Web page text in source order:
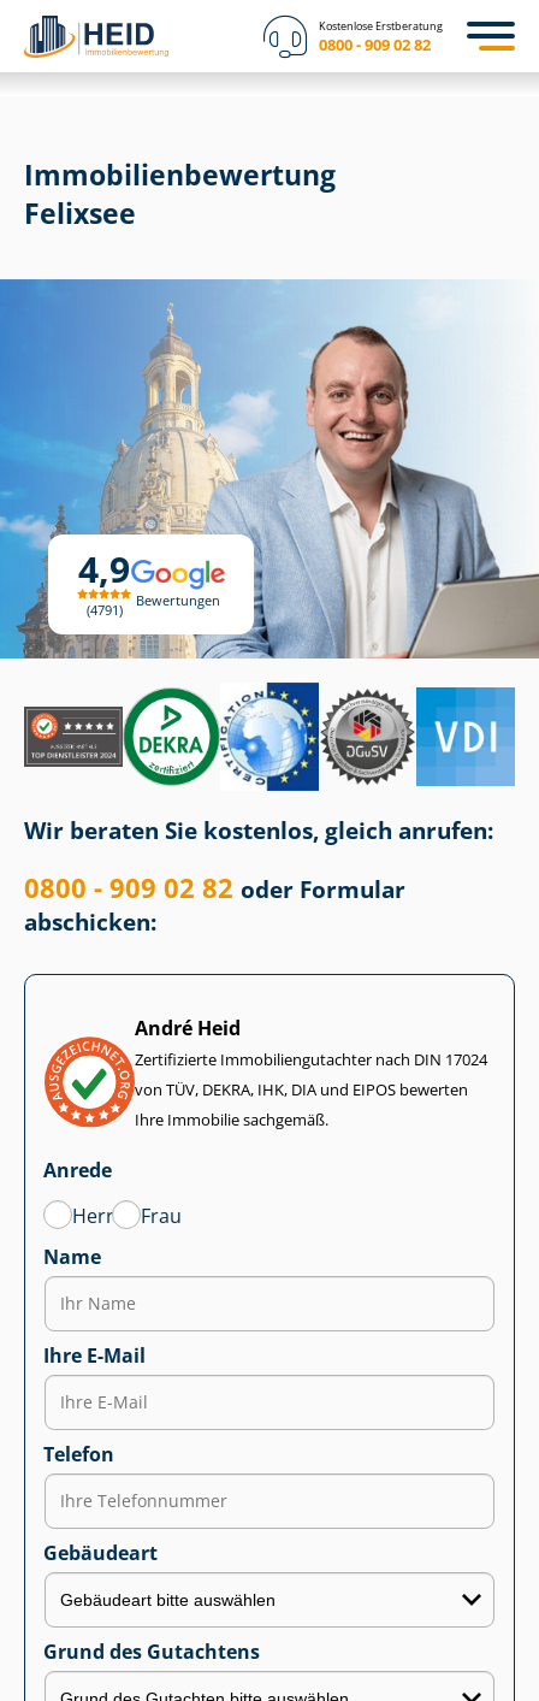
Kostenlose Erstberatung
0800 - 909 02 82
4,9
4791
Bewertungen
Immobilien­bewertung
Felixsee
Wir beraten Sie kostenlos, gleich anrufen:
0800 - 909 02 82 oder Formular
abschicken:
André Heid
Zertifizierte Im­mo­bi­li­en­gut­ach­ter nach DIN 17024
von TÜV, DEKRA, IHK, DIA und EIPOS bewerten
Ihre Immobilie sachgemäß.
Anrede
Herr
Frau
Name
Ihre E-Mail
Telefon
Gebäudeart
Grund des Gutachtens